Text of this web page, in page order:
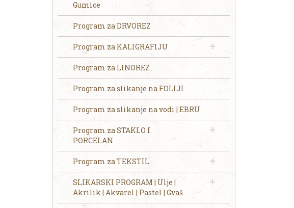
Gumice
Program za DRVOREZ
Program za KALIGRAFIJU
Program za LINOREZ
Program za slikanje na FOLIJI
Program za slikanje na vodi | EBRU
Program za STAKLO I
PORCELAN
Program za TEKSTIL
SLIKARSKI PROGRAM | Ulje |
Akrilik | Akvarel | Pastel | Gvaš